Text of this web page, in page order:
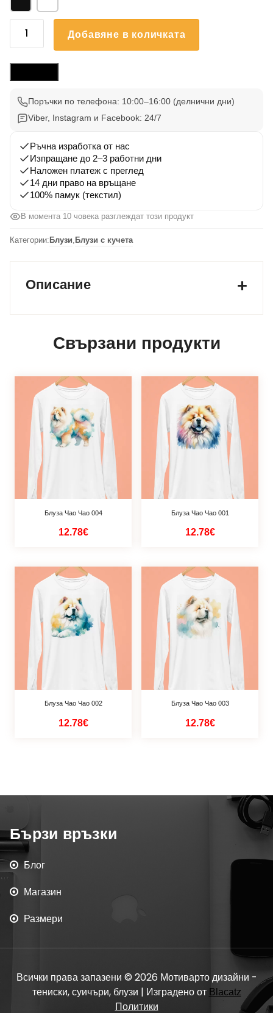
количество
Чао
003
Добавяне в количката
Поръчки по телефона: 10:00–16:00 (делнични дни)
Viber, Instagram и Facebook: 24/7
Ръчна изработка от нас
Изпращане до 2–3 работни дни
Наложен платеж с преглед
14 дни право на връщане
100% памук (текстил)
В момента 10 човека разглеждат този продукт
Категории: Блузи Блузи с кучета
Описание
Свързани продукти
Блуза Чао Чао 004
12.78€
Блуза Чао Чао 001
12.78€
Блуза Чао Чао 002
12.78€
Блуза Чао Чао 003
12.78€
Бързи връзки
Блог
Магазин
Размери
Всички права запазени © 2026 Мотиварто дизайни -
тениски, суичъри, блузи | Изградено от Blacatz
Политики